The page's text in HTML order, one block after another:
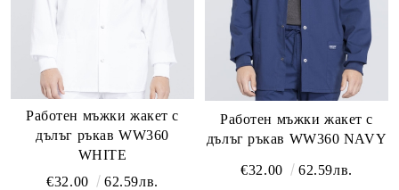
Работен мъжки жакет с
дълъг ръкав WW360
WHITE
€32.00
62.59лв.
Работен мъжки жакет с
дълъг ръкав WW360 NAVY
€32.00 62.59лв.